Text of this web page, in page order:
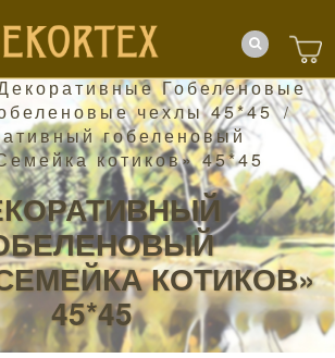
Гобеленовые
чехлы 45*45 /
гобеленовый
котиков» 45*45
КОТИКОВ»
45*45